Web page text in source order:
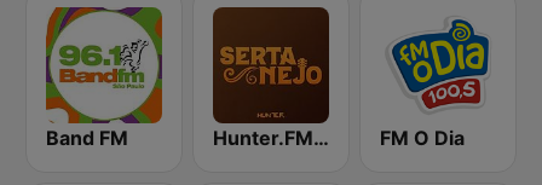
Band FM Hunter.FM - Sertanejo FM O Dia